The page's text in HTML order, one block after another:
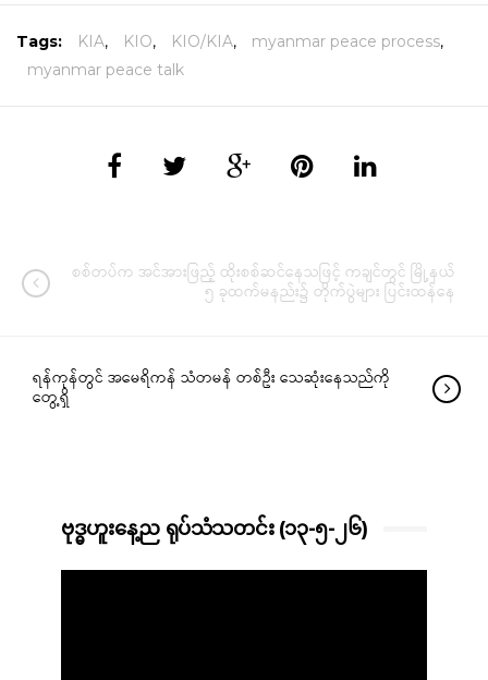
Tags: KIA, KIO, KIO/KIA, myanmar peace process,
myanmar peace talk
စစ်တပ်က အင်အားဖြည့် ထိုးစစ်ဆင်နေသဖြင့် ကချင်တွင် မြို့နယ်
၅ ခုထက်မနည်း၌ တိုက်ပွဲများ ပြင်းထန်နေ
ရန်ကုန်တွင် အမေရိကန် သံတမန် တစ်ဦး သေဆုံးနေသည်ကို
တွေ့ရှိ
ဗုဒ္ဓဟူးနေ့ည ရုပ်သံသတင်း (၁၃-၅-၂၆)